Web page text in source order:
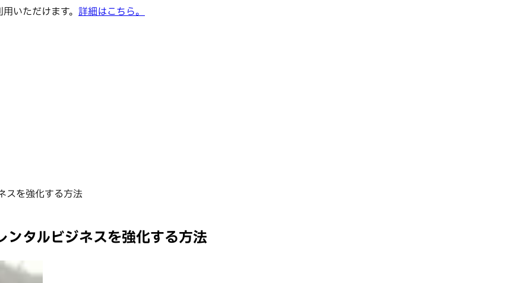
いただけます。 詳細はこちら。
スを強化する方法
タルビジネスを強化する方法